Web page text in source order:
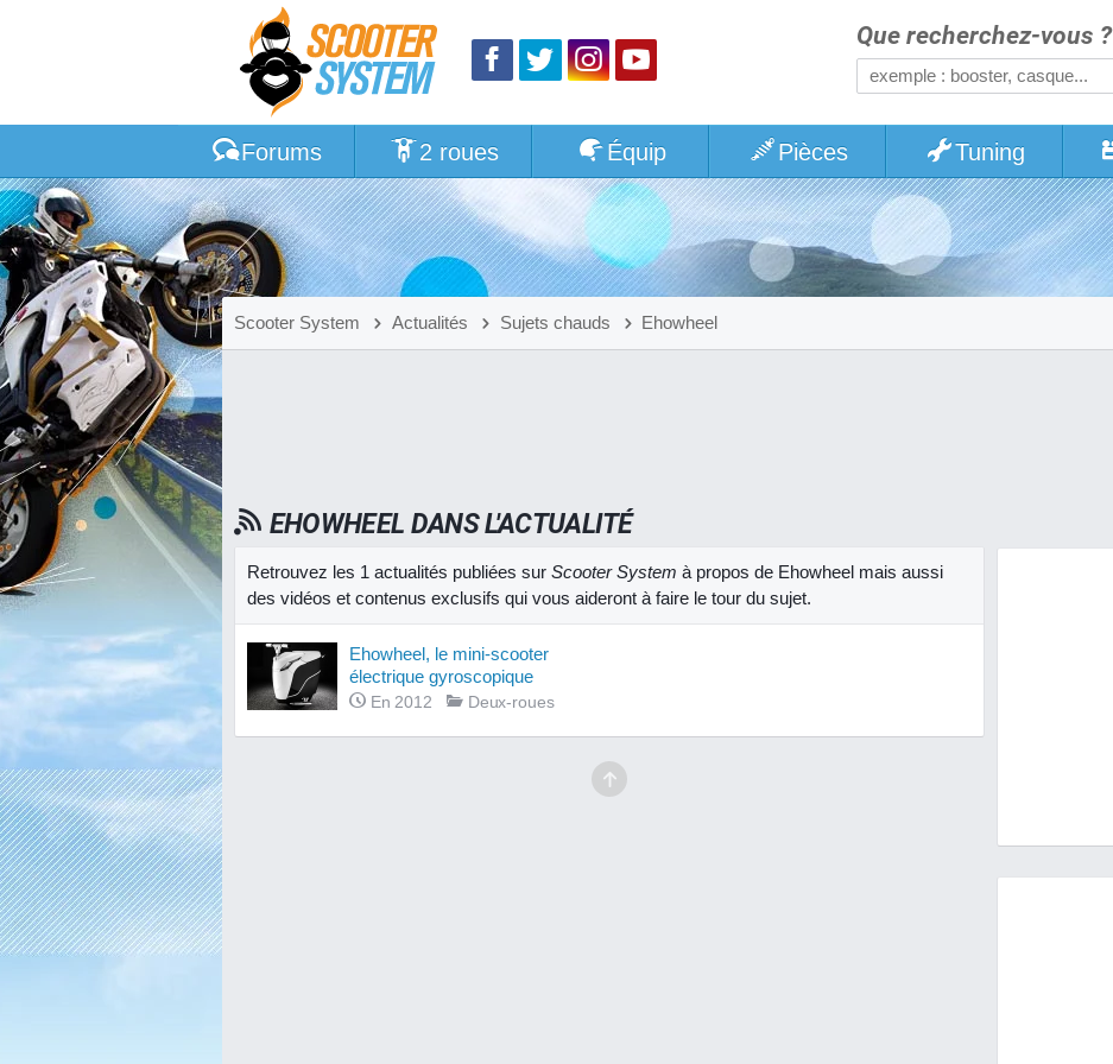
Que recherchez-vous ?
Forums 2 roues Équip Pièces Tuning
Scooter System Actualités Sujets chauds Ehowheel
EHOWHEEL DANS L'ACTUALITÉ
Retrouvez les 1 actualités publiées sur Scooter System à propos de Ehowheel mais aussi
des vidéos et contenus exclusifs qui vous aideront à faire le tour du sujet.
Ehowheel, le mini-scooter
électrique gyroscopique
En 2012 Deux-roues